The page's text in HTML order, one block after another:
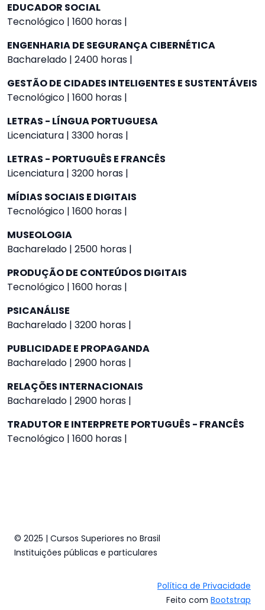
EDUCADOR SOCIAL
Tecnológico | 1600 horas |
ENGENHARIA DE SEGURANÇA CIBERNÉTICA
Bacharelado | 2400 horas |
GESTÃO DE CIDADES INTELIGENTES E SUSTENTÁVEIS
Tecnológico | 1600 horas |
LETRAS - LÍNGUA PORTUGUESA
Licenciatura | 3300 horas |
LETRAS - PORTUGUÊS E FRANCÊS
Licenciatura | 3200 horas |
MÍDIAS SOCIAIS E DIGITAIS
Tecnológico | 1600 horas |
MUSEOLOGIA
Bacharelado | 2500 horas |
PRODUÇÃO DE CONTEÚDOS DIGITAIS
Tecnológico | 1600 horas |
PSICANÁLISE
Bacharelado | 3200 horas |
PUBLICIDADE E PROPAGANDA
Bacharelado | 2900 horas |
RELAÇÕES INTERNACIONAIS
Bacharelado | 2900 horas |
TRADUTOR E INTERPRETE PORTUGUÊS - FRANCÊS
Tecnológico | 1600 horas |
© 2025 | Cursos Superiores no Brasil
Instituições públicas e particulares
Política de Privacidade
Feito com Bootstrap